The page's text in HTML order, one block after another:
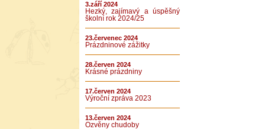
3.září 2024
Hezký, zajímavý a úspěšný
školní rok 2024/25
23.červenec 2024
Prázdninové zážitky
28.červen 2024
Krásné prázdniny
17.červen 2024
Výroční zpráva 2023
13.červen 2024
Ozvěny chudoby